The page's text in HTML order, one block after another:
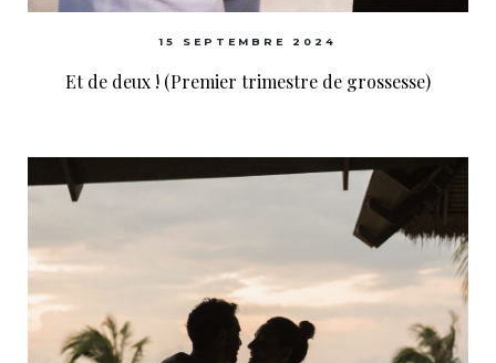
15 SEPTEMBRE 2024
Et de deux ! (Premier trimestre de grossesse)